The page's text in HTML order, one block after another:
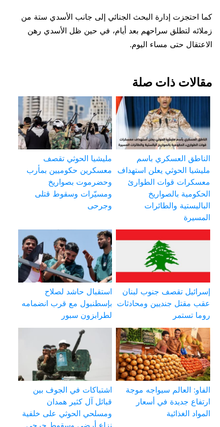
كما احتجزت إدارة البحث الجنائي إلى جانب الأسدي ستة من
زملائه لتطلق سراحهم بعد أيام، في حين ظل الأسدي رهن
الاعتقال حتى مساء اليوم.
مقالات ذات صلة
الناطق العسكري باسم
مليشيا الحوثي يعلن استهداف
معسكرات قوات الطوارئ
الحكومية بالصواريخ
الباليستية والطائرات
المسيرة
مليشيا الحوثي تقصف
معسكرين حكوميين بمأرب
وحضرموت بصواريخ
ومسيّرات وسقوط قتلى
وجرحى
إسرائيل تقصف جنوب لبنان
عقب مقتل جنديين ومحادثات
روما تستمر
استقبال حاشد لصلاح
بإسطنبول مع قرب انضمامه
لطرابزون سبور
الفاو: العالم سيواجه موجة
ارتفاع جديدة في أسعار
المواد الغذائية
اشتباكات في الجوف بين
قبائل آل كثير همدان
ومسلحي الحوثي على خلفية
نزاع أرضي وسقوط جرحى